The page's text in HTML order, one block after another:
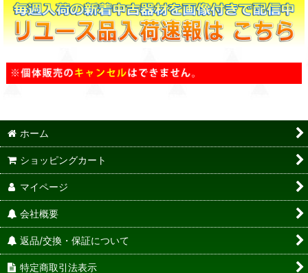
ホーム
ショッピングカート
マイページ
会社概要
返品/交換・保証について
特定商取引法表示